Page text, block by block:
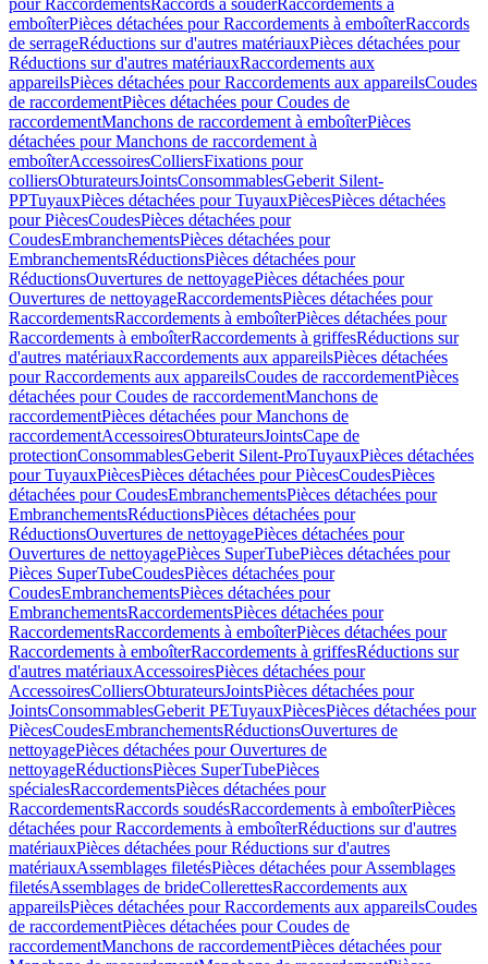
pour RaccordementsRaccords à souderRaccordements à
emboîterPièces détachées pour Raccordements à emboîterRaccords
de serrageRéductions sur d'autres matériauxPièces détachées pour
Réductions sur d'autres matériauxRaccordements aux
appareilsPièces détachées pour Raccordements aux appareilsCoudes
de raccordementPièces détachées pour Coudes de
raccordementManchons de raccordement à emboîterPièces
détachées pour Manchons de raccordement à
emboîterAccessoiresColliersFixations pour
colliersObturateursJointsConsommablesGeberit Silent-
PPTuyauxPièces détachées pour TuyauxPiècesPièces détachées
pour PiècesCoudesPièces détachées pour
CoudesEmbranchementsPièces détachées pour
EmbranchementsRéductionsPièces détachées pour
RéductionsOuvertures de nettoyagePièces détachées pour
Ouvertures de nettoyageRaccordementsPièces détachées pour
RaccordementsRaccordements à emboîterPièces détachées pour
Raccordements à emboîterRaccordements à griffesRéductions sur
d'autres matériauxRaccordements aux appareilsPièces détachées
pour Raccordements aux appareilsCoudes de raccordementPièces
détachées pour Coudes de raccordementManchons de
raccordementPièces détachées pour Manchons de
raccordementAccessoiresObturateursJointsCape de
protectionConsommablesGeberit Silent-ProTuyauxPièces détachées
pour TuyauxPiècesPièces détachées pour PiècesCoudesPièces
détachées pour CoudesEmbranchementsPièces détachées pour
EmbranchementsRéductionsPièces détachées pour
RéductionsOuvertures de nettoyagePièces détachées pour
Ouvertures de nettoyagePièces SuperTubePièces détachées pour
Pièces SuperTubeCoudesPièces détachées pour
CoudesEmbranchementsPièces détachées pour
EmbranchementsRaccordementsPièces détachées pour
RaccordementsRaccordements à emboîterPièces détachées pour
Raccordements à emboîterRaccordements à griffesRéductions sur
d'autres matériauxAccessoiresPièces détachées pour
AccessoiresColliersObturateursJointsPièces détachées pour
JointsConsommablesGeberit PETuyauxPiècesPièces détachées pour
PiècesCoudesEmbranchementsRéductionsOuvertures de
nettoyagePièces détachées pour Ouvertures de
nettoyageRéductionsPièces SuperTubePièces
spécialesRaccordementsPièces détachées pour
RaccordementsRaccords soudésRaccordements à emboîterPièces
détachées pour Raccordements à emboîterRéductions sur d'autres
matériauxPièces détachées pour Réductions sur d'autres
matériauxAssemblages filetésPièces détachées pour Assemblages
filetésAssemblages de brideCollerettesRaccordements aux
appareilsPièces détachées pour Raccordements aux appareilsCoudes
de raccordementPièces détachées pour Coudes de
raccordementManchons de raccordementPièces détachées pour